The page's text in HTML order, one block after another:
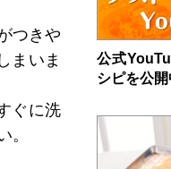
公式
シピを公開
つきや
まいま
ぐに洗
。